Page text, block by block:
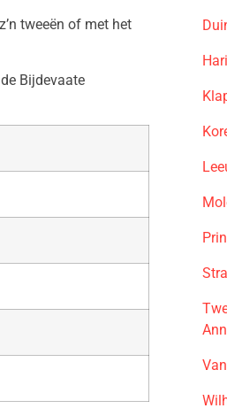
tweeën of met het
Bijdevaate